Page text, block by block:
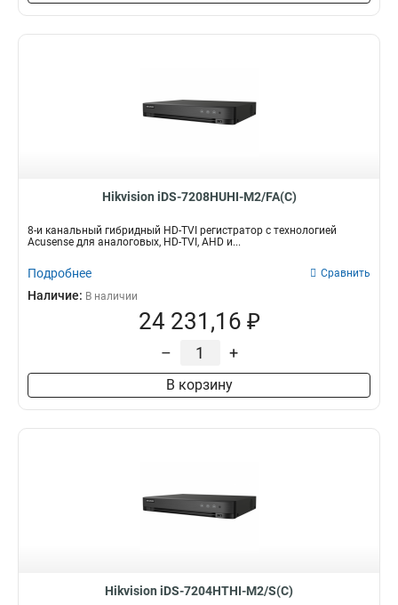
Hikvision iDS-7208HUHI-M2/FA(С)
8-и канальный гибридный HD-TVI регистратор с технологией
Acusense для аналоговых, HD-TVI, AHD и...
Подробнее Сравнить
Наличие: В наличии
24 231,16 ₽
– +
В корзину
Hikvision iDS-7204HTHI-M2/S(C)